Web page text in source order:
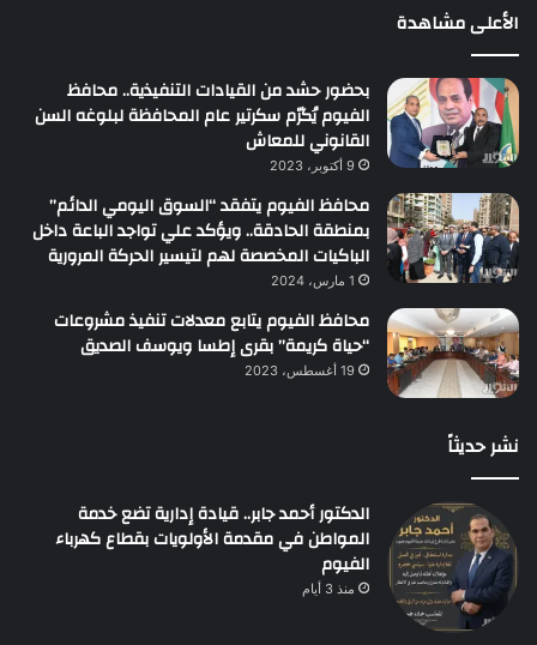
الأعلى مشاهدة
بحضور حشد من القيادات التنفيذية.. محافظ
الفيوم يُكرّم سكرتير عام المحافظة لبلوغه السن
القانوني للمعاش
9 أكتوبر، 2023
محافظ الفيوم يتفقد “السوق اليومي الدائم”
بمنطقة الحادقة.. ويؤكد علي تواجد الباعة داخل
الباكيات المخصصة لهم لتيسير الحركة المرورية
1 مارس، 2024
محافظ الفيوم يتابع معدلات تنفيذ مشروعات
“حياة كريمة” بقرى إطسا ويوسف الصديق
19 أغسطس، 2023
نشر حديثاً
الدكتور أحمد جابر.. قيادة إدارية تضع خدمة
المواطن في مقدمة الأولويات بقطاع كهرباء
الفيوم
منذ 3 أيام